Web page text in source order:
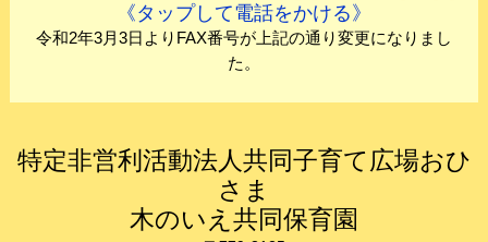
《タップして電話をかける》
令和2年3月3日よりFAX番号が上記の通り変更になりまし
た。
特定非営利活動法人共同子育て広場おひ
さま
木のいえ共同保育園